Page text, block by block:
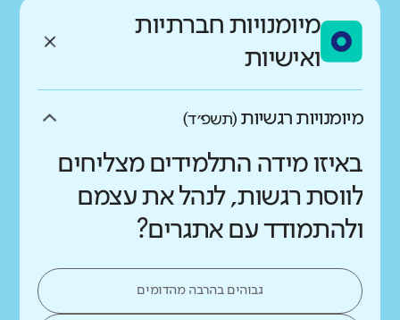
מיומנויות חברתיות
ואישיות
מיומנויות רגשיות (תשפ״ד)
באיזו מידה התלמידים מצליחים
לווסת רגשות, לנהל את עצמם
ולהתמודד עם אתגרים?
גבוהים בהרבה מהדומים